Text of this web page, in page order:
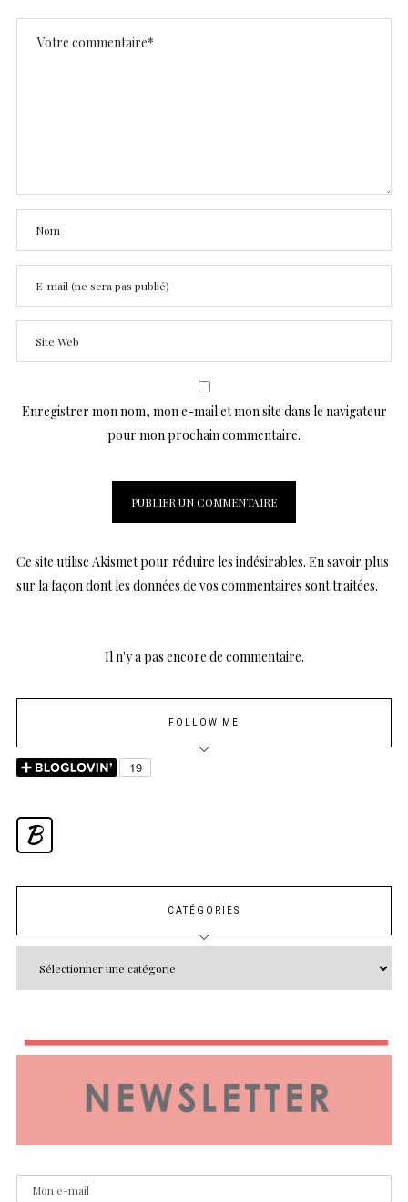
Enregistrer mon nom, mon e-mail et mon site dans le navigateur
pour mon prochain commentaire.
Ce site utilise Akismet pour réduire les indésirables. En savoir plus
sur la façon dont les données de vos commentaires sont traitées.
Il n'y a pas encore de commentaire.
FOLLOW ME
B
CATÉGORIES